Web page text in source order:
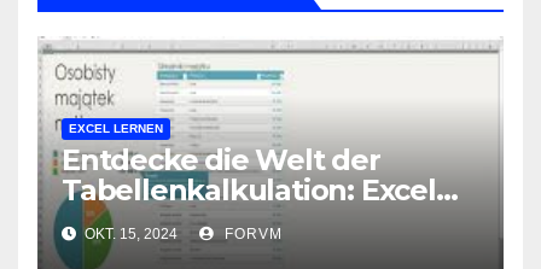
EXCEL LERNEN
Entdecke die Welt der
Tabellenkalkulation: Excel
Kurs Online für effizientes
Arbeiten
OKT. 15, 2024 FORVM